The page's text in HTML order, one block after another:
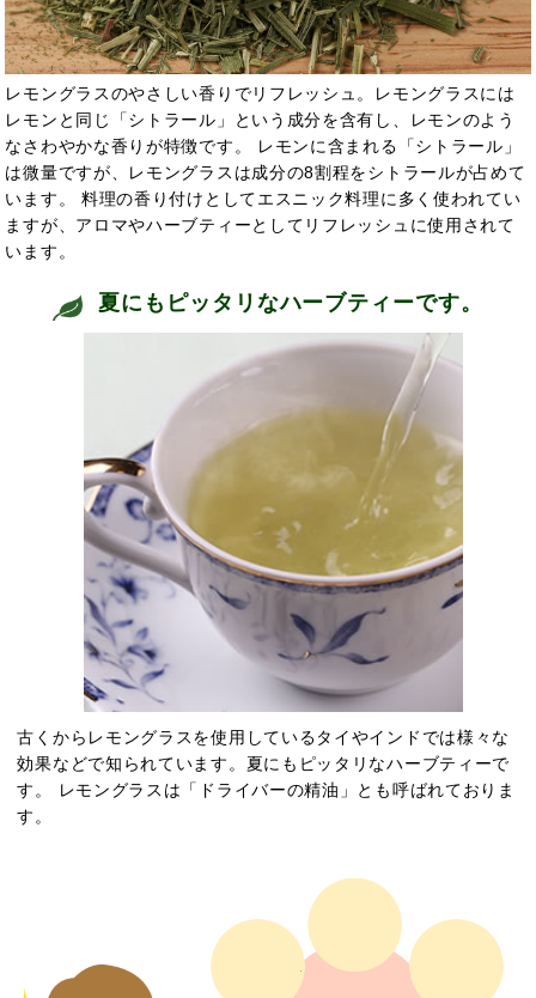
レモングラスのやさしい香りでリフレッシュ。レモングラスには
レモンと同じ「シトラール」という成分を含有し、レモンのよう
なさわやかな香りが特徴です。 レモンに含まれる「シトラール」
は微量ですが、レモングラスは成分の8割程をシトラールが占めて
います。 料理の香り付けとしてエスニック料理に多く使われてい
ますが、アロマやハーブティーとして リフレッシュに使用されて
います。
夏にもピッタリなハーブティーです。
古くからレモングラスを使用しているタイやインドでは様々な
効果などで知られています。 夏にもピッタリなハーブティーで
す。 レモングラスは「ドライバーの精油」とも呼ばれており ま
す。